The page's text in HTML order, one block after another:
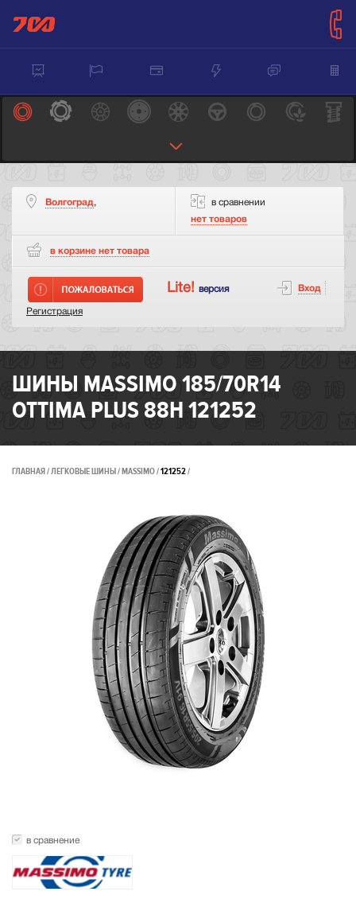
Волгоград,
в сравнении
нет товаров
в корзине нет товара
Lite! версия Вход
Регистрация
ШИНЫ MASSIMO 185/70R14
OTTIMA PLUS 88H 121252
ГЛАВНАЯ ЛЕГКОВЫЕ ШИНЫ MASSIMO 121252
в сравнение